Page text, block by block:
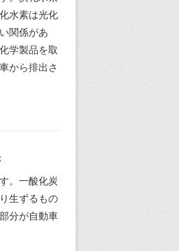
水素は光化
関係があ
学製品を取
から排出さ
。一酸化炭
生ずるもの
分が自動車